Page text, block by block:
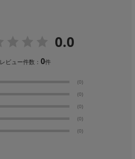
0.0
レビュー件数：0件
(0)
(0)
(0)
(0)
(0)